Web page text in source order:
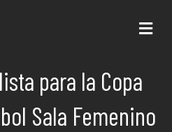
para la Copa
Sala Femenino